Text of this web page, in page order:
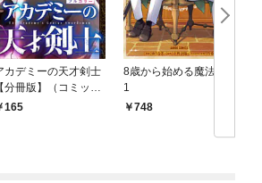
カデミーの天才剣士
【分冊版】（コミッ
） １話【フルカラ
165
8歳から始める魔法学
1
748